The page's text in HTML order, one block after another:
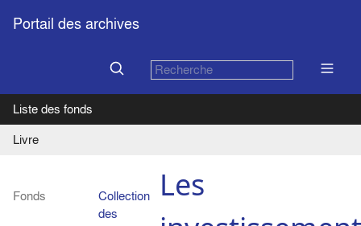
Portail des archives
Liste des fonds
Livre
Fonds
Collection
des
Les